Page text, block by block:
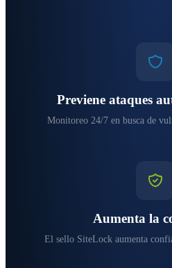
Previene ataques
Monitoreo 24/7 en busca de
Aumenta la
El sello SiteLock aumenta